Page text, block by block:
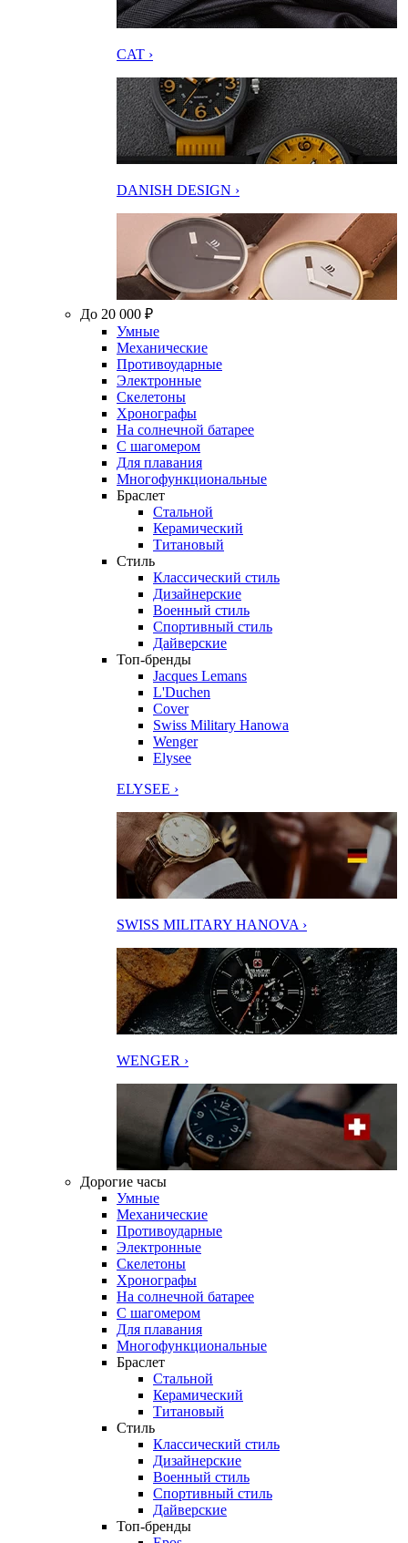
CAT ›
DANISH DESIGN ›
До 20 000 ₽
Умные
Механические
Противоударные
Электронные
Скелетоны
Хронографы
На солнечной батарее
С шагомером
Для плавания
Многофункциональные
Браслет
Стальной
Керамический
Титановый
Стиль
Классический стиль
Дизайнерские
Военный стиль
Спортивный стиль
Дайверские
Топ-бренды
Jacques Lemans
L'Duchen
Cover
Swiss Military Hanowa
Wenger
Elysee
ELYSEE ›
SWISS MILITARY HANOVA ›
WENGER ›
Дорогие часы
Умные
Механические
Противоударные
Электронные
Скелетоны
Хронографы
На солнечной батарее
С шагомером
Для плавания
Многофункциональные
Браслет
Стальной
Керамический
Титановый
Стиль
Классический стиль
Дизайнерские
Военный стиль
Спортивный стиль
Дайверские
Топ-бренды